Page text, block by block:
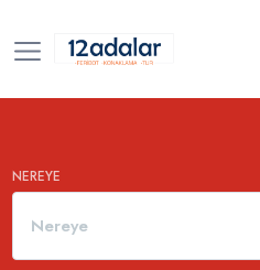
NEREYE
Nereye